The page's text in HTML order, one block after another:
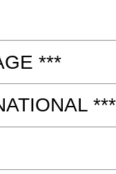
***
***